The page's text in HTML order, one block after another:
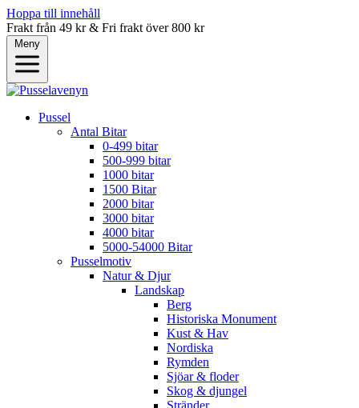
Hoppa till innehåll
Frakt från 49 kr & Fri frakt över 800 kr
Meny
Pussel
Antal Bitar
0-499 bitar
500-999 bitar
1000 bitar
1500 Bitar
2000 bitar
3000 bitar
4000 bitar
5000-54000 Bitar
Pusselmotiv
Natur & Djur
Landskap
Berg
Historiska Monument
Kust & Hav
Nordiska
Rymden
Sjöar & floder
Skog & djungel
Stränder